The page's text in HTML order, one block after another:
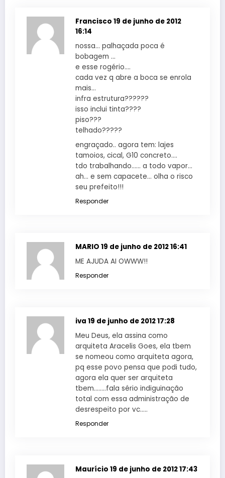
Francisco 19 de junho de 2012
16:14
nossa… palhaçada poca é
bobagem …
e esse rogério….
cada vez q abre a boca se enrola
mais…
infra estrutura??????
isso inclui tinta????
piso???
telhado?????
engraçado.. agora tem: lajes
tamoios, cical, G10 concreto….
tdo trabalhando…… a todo vapor…
ah… e sem capacete… olha o risco
seu prefeito!!!
Responder
MARIO 19 de junho de 2012 16:41
ME AJUDA AI OWWW!!
Responder
iva 19 de junho de 2012 17:28
Meu Deus, ela assina como
arquiteta Aracelis Goes, ela tbem
se nomeou como arquiteta agora,
pq esse povo pensa que podi tudo,
agora ela quer ser arquiteta
tbem……..fala sério indiguinação
total com essa administração de
desrespeito por vc…..
Responder
Maurício 19 de junho de 2012 17:43